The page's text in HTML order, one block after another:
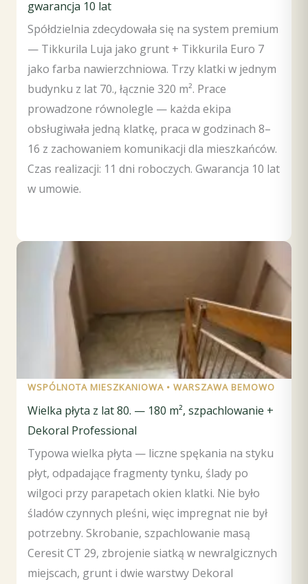
gwarancja 10 lat
Spółdzielnia zdecydowała się na system premium
— Tikkurila Luja jako grunt + Tikkurila Euro 7
jako farba nawierzchniowa. Trzy klatki w jednym
budynku z lat 70., łącznie 320 m². Prace
prowadzone równolegle — każda ekipa
obsługiwała jedną klatkę, praca w godzinach 8–
16 z zachowaniem komunikacji dla mieszkańców.
Czas realizacji: 11 dni roboczych. Gwarancja 10 lat
w umowie.
WSPÓLNOTA MIESZKANIOWA • WARSZAWA BEMOWO
Wielka płyta z lat 80. — 180 m², szpachlowanie +
Dekoral Professional
Typowa wielka płyta — liczne spękania na styku
płyt, odpadające fragmenty tynku, ślady po
wilgoci przy parapetach okien klatki. Nie było
śladów czynnych pleśni, więc impregnat nie był
potrzebny. Skrobanie, szpachlowanie masą
Ceresit CT 29, zbrojenie siatką w newralgicznych
miejscach, grunt i dwie warstwy Dekoral